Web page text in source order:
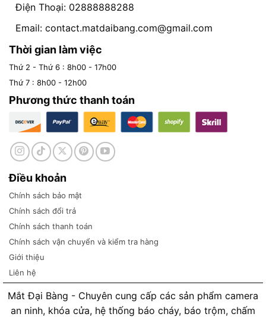
Điện Thoại: 02888888288
Email: contact.matdaibang.com@gmail.com
Thời gian làm việc
Thứ 2 - Thứ 6 : 8h00 - 17h00
Thứ 7 : 8h00 - 12h00
Phương thức thanh toán
Điều khoản
Chính sách bảo mật
Chính sách đổi trả
Chính sách thanh toán
Chính sách vận chuyển và kiểm tra hàng
Giới thiệu
Liên hệ
Mắt Đại Bàng - Chuyên cung cấp các sản phẩm camera
an ninh, khóa cửa, hệ thống báo cháy, báo trộm, chấm